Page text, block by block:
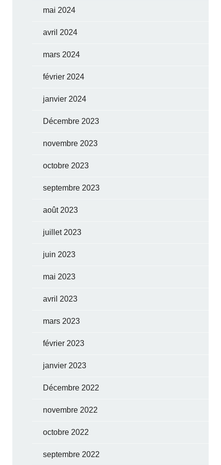
mai 2024
avril 2024
mars 2024
février 2024
janvier 2024
Décembre 2023
novembre 2023
octobre 2023
septembre 2023
août 2023
juillet 2023
juin 2023
mai 2023
avril 2023
mars 2023
février 2023
janvier 2023
Décembre 2022
novembre 2022
octobre 2022
septembre 2022